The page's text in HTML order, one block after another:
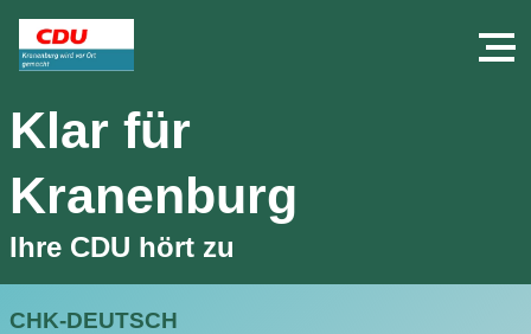
Klar für
Kranenburg
Ihre CDU hört zu
CHK-DEUTSCH